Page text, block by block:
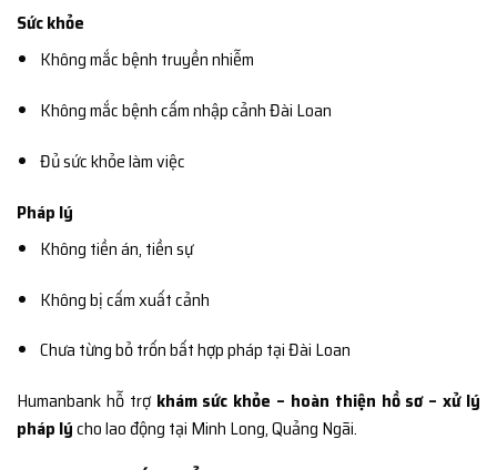
Sức khỏe
Không mắc bệnh truyền nhiễm
Không mắc bệnh cấm nhập cảnh Đài Loan
Đủ sức khỏe làm việc
Pháp lý
Không tiền án, tiền sự
Không bị cấm xuất cảnh
Chưa từng bỏ trốn bất hợp pháp tại Đài Loan
Humanbank hỗ trợ khám sức khỏe – hoàn thiện hồ sơ – xử lý
pháp lýcho lao động tại Minh Long, Quảng Ngãi.